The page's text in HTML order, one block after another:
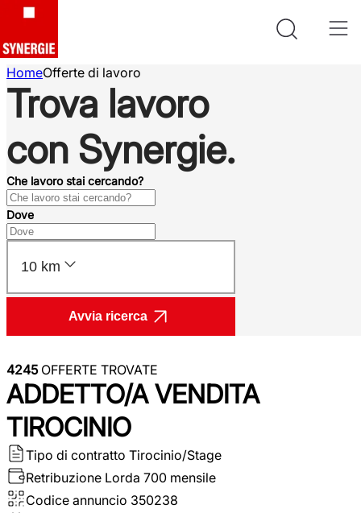
HomeOfferte di lavoro
Trova lavoro
con Synergie.
Che lavoro stai cercando?
Dove
10 km
Avvia ricerca
4245OFFERTE TROVATE
ADDETTO/A VENDITA
TIROCINIO
Tipo di contratto Tirocinio/Stage
Retribuzione Lorda 700 mensile
Codice annuncio 350238